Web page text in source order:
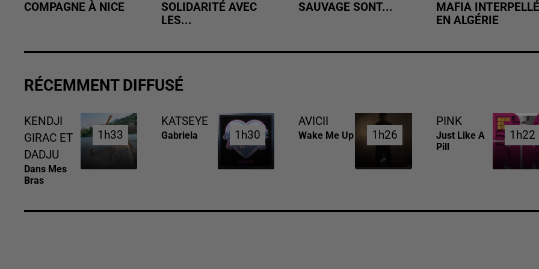
COMPAGNE À NICE
SOLIDARITÉ AVEC
LES...
SAUVAGE SONT...
MAFIA INTERPELLÉ
EN ALGÉRIE
RÉCEMMENT DIFFUSÉ
KENDJI
GIRAC ET
DADJU
Dans Mes
Bras
1h33
1h33
KATSEYE
Gabriela 1h30
1h30
AVICII
Wake Me Up 1h26
1h26
PINK
Just Like A
Pill
1h22
1h22